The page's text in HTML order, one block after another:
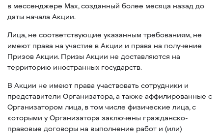
в мессенджере Max, созданный более месяца назад до
даты начала Акции.
Лица, не соответствующие указанным требованиям, не
имеют права на участие в Акции и права на получение
Призов Акции. Призы Акции не доставляются на
территорию иностранных государств.
В Акции не имеют права участвовать сотрудники и
представители Организатора, а также аффилированные с
Организатором лица, в том числе физические лица, с
которыми у Организатора заключены гражданско-
правовые договоры на выполнение работ и (или)